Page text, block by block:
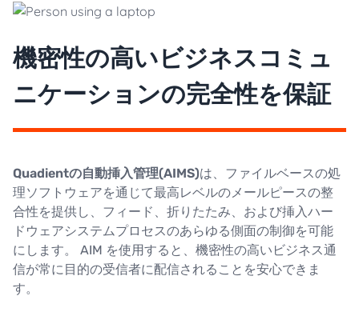
機密性の高いビジネスコミュ
ニケーションの完全性を保証
Quadientの自動挿入管理(AIMS)は、ファイルベースの処
理ソフトウェアを通じて最高レベルのメールピースの整
合性を提供し、フィード、折りたたみ、および挿入ハー
ドウェアシステムプロセスのあらゆる側面の制御を可能
にします。 AIM を使用すると、機密性の高いビジネス通
信が常に目的の受信者に配信されることを安心できま
す。